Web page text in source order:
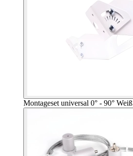
Montageset universal 0° - 90° Weiß